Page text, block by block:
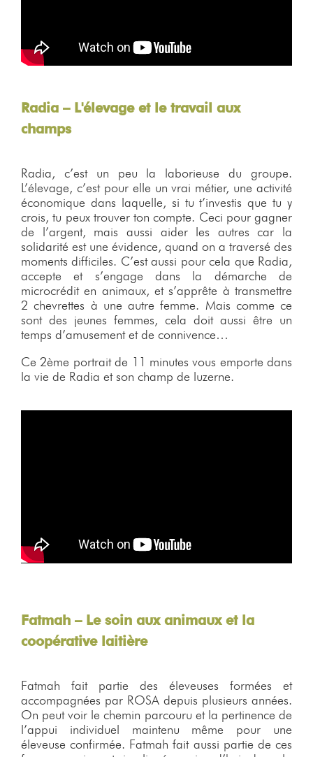
Radia – L'élevage et le travail aux
champs
Radia, c’est un peu la laborieuse du groupe.
L’élevage, c’est pour elle un vrai métier, une activité
économique dans laquelle, si tu t’investis que tu y
crois, tu peux trouver ton compte. Ceci pour gagner
de l’argent, mais aussi aider les autres car la
solidarité est une évidence, quand on a traversé des
moments difficiles. C’est aussi pour cela que Radia,
accepte et s’engage dans la démarche de
microcrédit en animaux, et s’apprête à transmettre
2 chevrettes à une autre femme. Mais comme ce
sont des jeunes femmes, cela doit aussi être un
temps d’amusement et de connivence…
Ce 2ème portrait de 11 minutes vous emporte dans
la vie de Radia et son champ de luzerne.
Fatmah – Le soin aux animaux et la
coopérative laitière
Fatmah fait partie des éleveuses formées et
accompagnées par ROSA depuis plusieurs années.
On peut voir le chemin parcouru et la pertinence de
l’appui individuel maintenu même pour une
éleveuse confirmée. Fatmah fait aussi partie de ces